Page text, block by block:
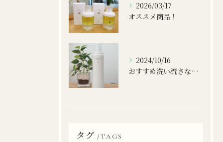
2026/03/17
オススメ商品！
2024/10/16
おすすめ洗い流さないトリートメント
タグ TAGS